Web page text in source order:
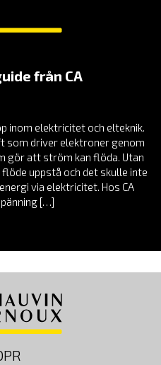
från CA
inom elektricitet och elteknik.
som driver elektroner genom
gör att ström kan flöda. Utan
uppstå och det skulle inte
via elektricitet. Hos CA
[…]